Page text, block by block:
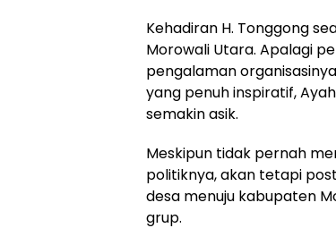
Kehadiran H. Tonggong
Morowali Utara. Apalagi
pengalaman
yang penuh inspiratif,
semakin asik.
Meskipun tidak pernah
politiknya, akan tetapi
desa menuju kabupaten
grup.